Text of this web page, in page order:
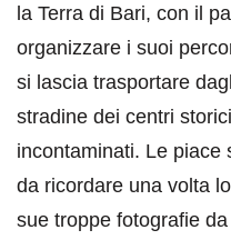
la Terra di Bari, con il
organizzare i suoi
si lascia trasportare
stradine dei centri
incontaminati. Le piace
da ricordare una volta
sue troppe fotografie